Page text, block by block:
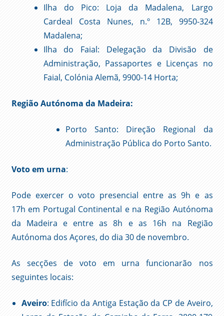
Ilha do Pico: Loja da Madalena, Largo
Cardeal Costa Nunes, n.º 12B, 9950-324
Madalena;
Ilha do Faial: Delegação da Divisão de
Administração, Passaportes e Licenças no
Faial, Colónia Alemã, 9900-14 Horta;
Região Autónoma da Madeira:
Porto Santo: Direção Regional da
Administração Pública do Porto Santo.
Voto em urna:
Pode exercer o voto presencial entre as 9h e as
17h em Portugal Continental e na Região Autónoma
da Madeira e entre as 8h e as 16h na Região
Autónoma dos Açores, do dia 30 de novembro.
As secções de voto em urna funcionarão nos
seguintes locais:
Aveiro: Edifício da Antiga Estação da CP de Aveiro,